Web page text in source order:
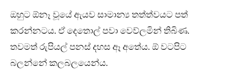
ඔහුට ඕනෑ වූයේ ඇයව සාමාන්‍ය තත්ත්වයට පත්
කරන්නටය. ඒ දෙතොල් පවා වෙව්ලමින් තිබිණ.
තවමත් රුපියල් පනස් දහස ඈ අතේය. ඕ වටපිට
බලන්නේ කලබලයෙන්ය.